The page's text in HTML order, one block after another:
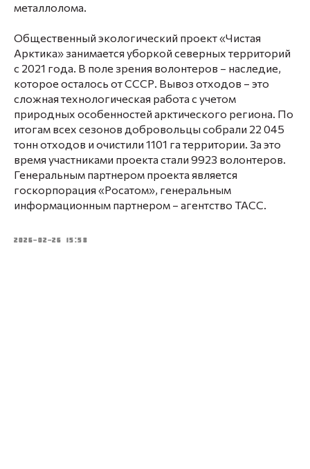
металлолома.
Общественный экологический проект «Чистая
Арктика» занимается уборкой северных территорий
с 2021 года. В поле зрения волонтеров – наследие,
которое осталось от СССР. Вывоз отходов – это
сложная технологическая работа с учетом
природных особенностей арктического региона. По
итогам всех сезонов добровольцы собрали 22 045
тонн отходов и очистили 1101 га территории. За это
время участниками проекта стали 9923 волонтеров.
Генеральным партнером проекта является
госкорпорация «Росатом», генеральным
информационным партнером – агентство ТАСС.
2026-02-26 15:58